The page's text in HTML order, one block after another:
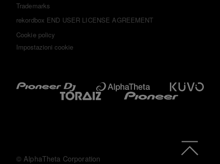
Trademarks
rekordbox END USER LICENSE AGREEMENT
Cookie policy
Impostazioni cookie
© AlphaTheta Corporation